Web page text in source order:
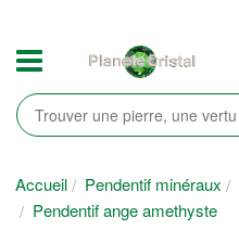
Accueil Pendentif minéraux
Pendentif ange amethyste